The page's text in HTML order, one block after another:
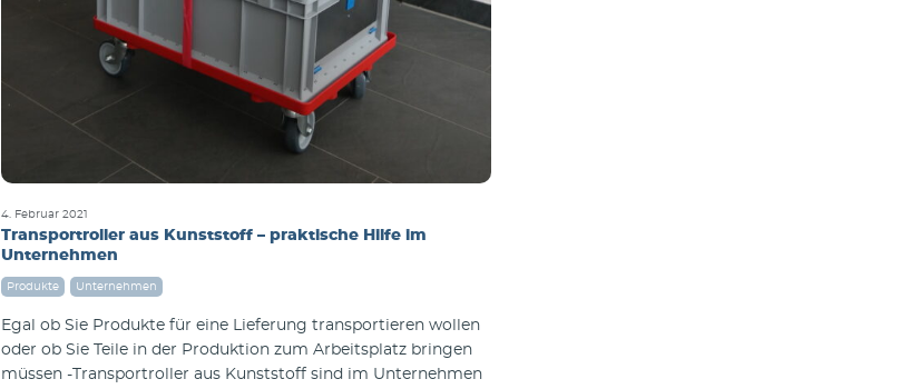
4. Februar 2021
Transportroller aus Kunststoff – praktische Hilfe im
Unternehmen
Produkte Unternehmen
Egal ob Sie Produkte für eine Lieferung transportieren wollen
oder ob Sie Teile in der Produktion zum Arbeitsplatz bringen
müssen -Transportroller aus Kunststoff sind im Unternehmen